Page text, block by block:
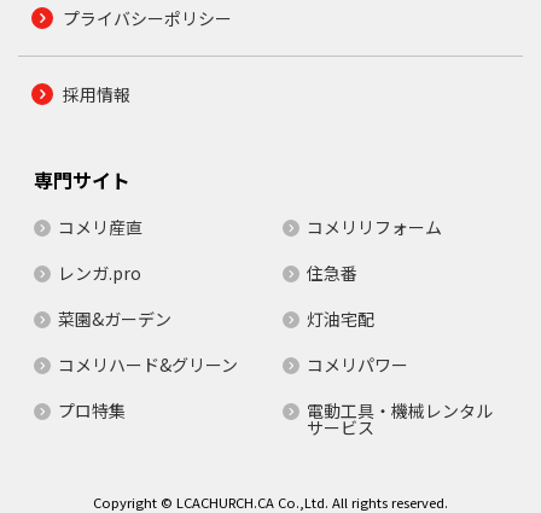
プライバシーポリシー
採用情報
専門サイト
コメリ産直
コメリリフォーム
レンガ.pro
住急番
菜園&ガーデン
灯油宅配
コメリハード&グリーン
コメリパワー
プロ特集
電動工具・機械レンタル
サービス
Copyright © LCACHURCH.CA Co.,Ltd. All rights reserved.